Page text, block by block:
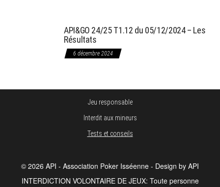
API&GO 24/25 T1.12 du 05/12/2024 – Les
Résultats
6 décembre 2024
Jeu responsable
Interdit aux mineurs
Tests et conseils
© 2026 API - Association Poker Isséenne - Design by API
INTERDICTION VOLONTAIRE DE JEUX: Toute personne